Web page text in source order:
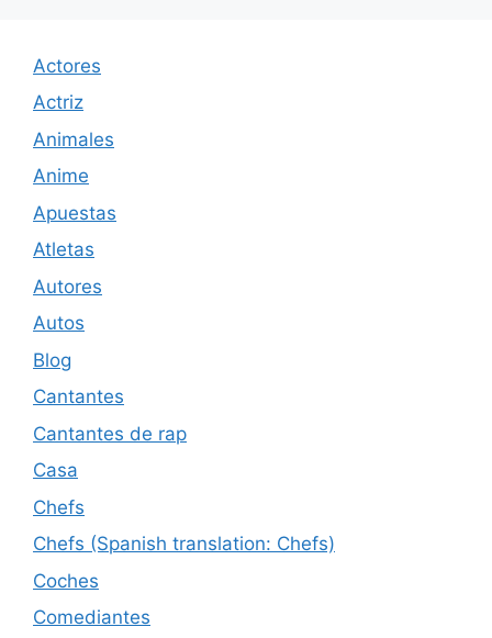
Actores
Actriz
Animales
Anime
Apuestas
Atletas
Autores
Autos
Blog
Cantantes
Cantantes de rap
Casa
Chefs
Chefs (Spanish translation: Chefs)
Coches
Comediantes